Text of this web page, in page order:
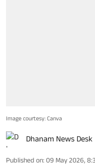
Image courtesy: Canva
Dhanam News Desk
Published on: 09 May 2026,